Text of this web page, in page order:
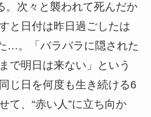
。次々と襲われて死んだか
と日付は昨日過ごしたは
…。「バラバラに隠された
で明日は来ない」という
じ日を何度も生き続ける6
て、“赤い人”に立ち向か